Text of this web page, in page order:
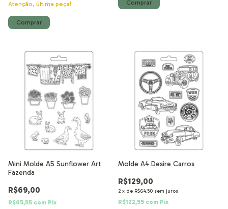
Atenção, última peça!
Mini Molde A5 Sunflower Art
Fazenda
R$69,00
R$65,55 com Pix
Molde A4 Desire Carros
R$129,00
2 x de R$64,50 sem juros
R$122,55 com Pix